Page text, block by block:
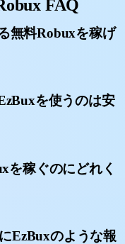
FAQ
無料Robuxを稼げ
を使うのは安
を稼ぐのにどれく
EzBuxのような報